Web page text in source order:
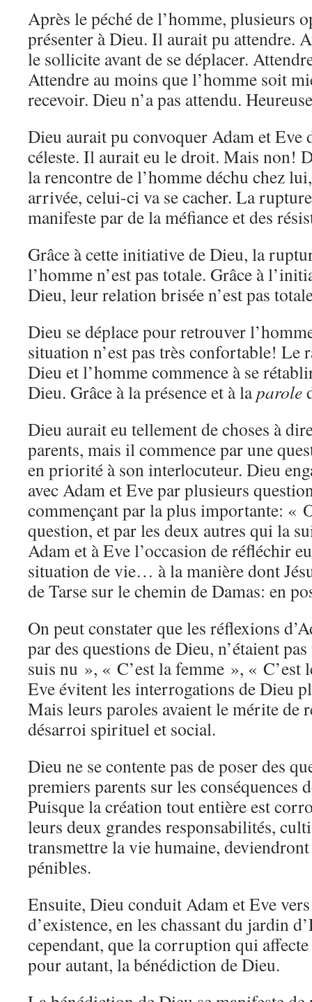
Après le péché de l’homme, plusieurs
présenter à Dieu. Il aurait pu attendre.
le sollicite avant de se déplacer.
Attendre au moins que l’homme soit
recevoir. Dieu n’a pas attendu.
Dieu aurait pu convoquer Adam et Eve
céleste. Il aurait eu le droit. Mais non!
la rencontre de l’homme déchu chez
arrivée, celui-ci va se cacher. La
manifeste par de la méfiance et des
Grâce à cette initiative de Dieu, la
l’homme n’est pas totale. Grâce à
Dieu, leur relation brisée n’est pas
Dieu se déplace pour retrouver
situation n’est pas très confortable! Le
Dieu et l’homme commence à se
Dieu. Grâce à la présence et à laparole
Dieu aurait eu tellement de choses à
parents, mais il commence par une
en priorité à son interlocuteur. Dieu
avec Adam et Eve par plusieurs
commençant par la plus importante: «
question, et par les deux autres qui la
Adam et à Eve l’occasion de réfléchir
situation de vie… à la manière dont
de Tarse sur le chemin de Damas: en
On peut constater que les réflexions
par des questions de Dieu, n’étaient
suis nu », « C’est la femme », « C’est
Eve évitent les interrogations de Dieu
Mais leurs paroles avaient le mérite de
désarroi spirituel et social.
Dieu ne se contente pas de poser des
premiers parents sur les conséquences
Puisque la création tout entière est
leurs deux grandes responsabilités,
transmettre la vie humaine,
pénibles.
Ensuite, Dieu conduit Adam et Eve
d’existence, en les chassant du jardin
cependant, que la corruption qui
pour autant, la bénédiction de Dieu.